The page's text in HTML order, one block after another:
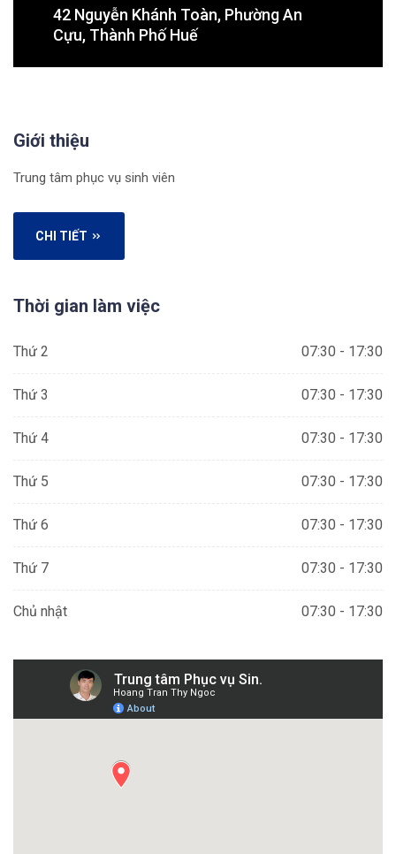
42 Nguyễn Khánh Toàn, Phường An
Cựu, Thành Phố Huế
Giới thiệu
Trung tâm phục vụ sinh viên
CHI TIẾT
Thời gian làm việc
Thứ 2 07:30 - 17:30
Thứ 3 07:30 - 17:30
Thứ 4 07:30 - 17:30
Thứ 5 07:30 - 17:30
Thứ 6 07:30 - 17:30
Thứ 7 07:30 - 17:30
Chủ nhật 07:30 - 17:30